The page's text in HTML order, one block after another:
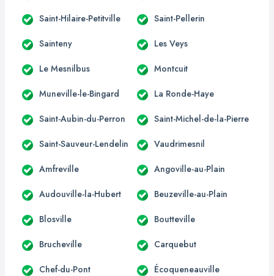
Saint-Hilaire-Petitville Saint-Pellerin
Sainteny Les Veys
Le Mesnilbus Montcuit
Muneville-le-Bingard La Ronde-Haye
Saint-Aubin-du-Perron Saint-Michel-de-la-Pierre
Saint-Sauveur-Lendelin Vaudrimesnil
Amfreville Angoville-au-Plain
Audouville-la-Hubert Beuzeville-au-Plain
Blosville Boutteville
Brucheville Carquebut
Chef-du-Pont Écoqueneauville